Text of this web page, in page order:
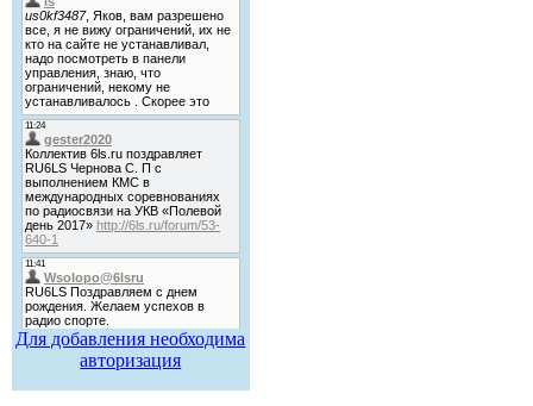
Для добавления необходима
авторизация